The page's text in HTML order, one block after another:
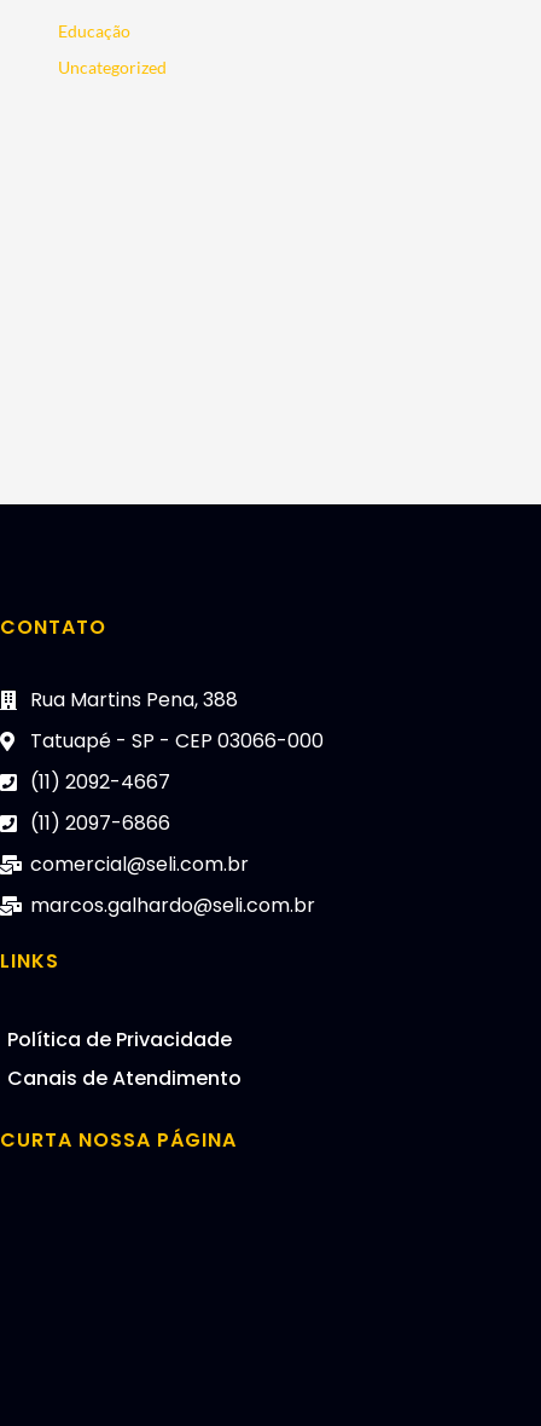
Educação
Uncategorized
CONTATO
Rua Martins Pena, 388
Tatuapé - SP - CEP 03066-000
(11) 2092-4667
(11) 2097-6866
comercial@seli.com.br
marcos.galhardo@seli.com.br
LINKS
Política de Privacidade
Canais de Atendimento
CURTA NOSSA PÁGINA